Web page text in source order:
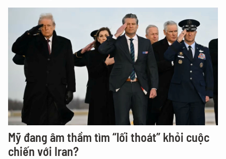
Mỹ đang âm thầm tìm “lối thoát” khỏi cuộc
chiến với Iran?